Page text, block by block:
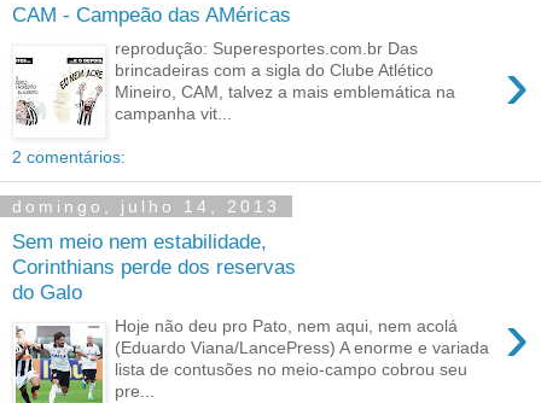
CAM - Campeão das AMéricas
›
reprodução: Superesportes.com.br Das
brincadeiras com a sigla do Clube Atlético
Mineiro, CAM, talvez a mais emblemática na
campanha vit...
2 comentários:
domingo, julho 14, 2013
Sem meio nem estabilidade,
Corinthians perde dos reservas
do Galo
›
Hoje não deu pro Pato, nem aqui, nem acolá
(Eduardo Viana/LancePress) A enorme e variada
lista de contusões no meio-campo cobrou seu
pre...